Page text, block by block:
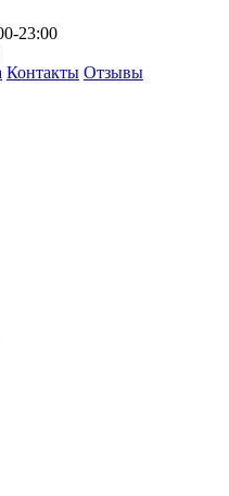
23:00
Контакты Отзывы